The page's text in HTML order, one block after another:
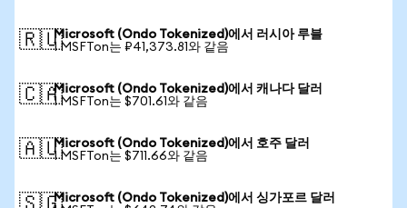
🇷🇺Microsoft (Ondo Tokenized)에서 러시아 루블
1 MSFTon는 ₽41,373.81와 같음
🇨🇦Microsoft (Ondo Tokenized)에서 캐나다 달러
1 MSFTon는 $701.61와 같음
🇦🇺Microsoft (Ondo Tokenized)에서 호주 달러
1 MSFTon는 $711.66와 같음
Microsoft (Ondo Tokenized)에서 싱가포르 달러